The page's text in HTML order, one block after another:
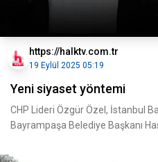
https://halktv.com.tr
19 Eylül 2025 05:19
Yeni siyaset yöntemi
CHP Lideri Özgür Özel, İstanbul
Bayrampaşa Belediye Başkanı